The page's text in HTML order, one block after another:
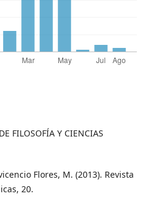
FILOSOFÍA Y CIENCIAS
Flores, M. (2013). Revista
20.